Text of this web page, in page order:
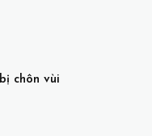
chôn vùi